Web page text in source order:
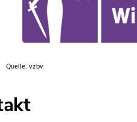
Quelle: vzbv